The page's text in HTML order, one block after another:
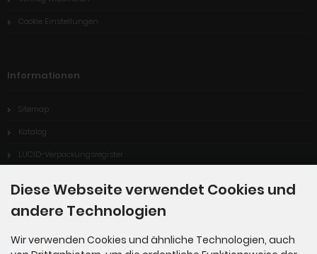
Cookie Einstellungen
Informationen
Sitemap
Katalog
LUCID-Verpackungsregister
Zahlungsmethoden
Diese Webseite verwendet Cookies und
andere Technologien
Wir verwenden Cookies und ähnliche Technologien, auch